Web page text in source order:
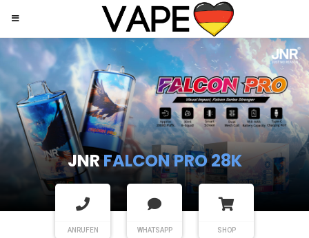
JNRSHISHA HOOKAH MAX
ANRUFEN WHATSAPP SHOP